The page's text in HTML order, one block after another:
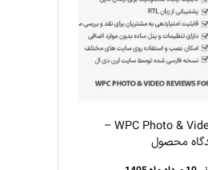
افزونه WPC Photo & Video Reviews –
محصول